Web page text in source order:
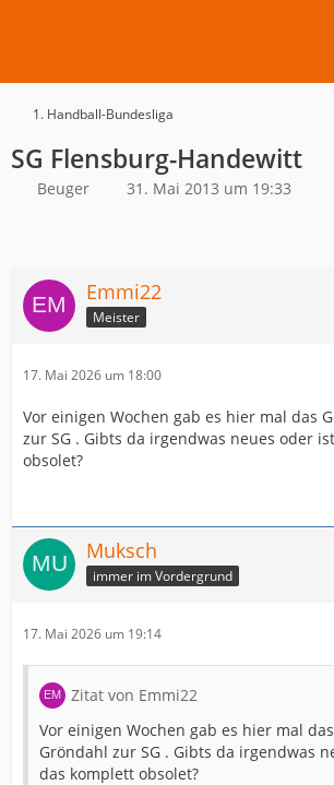
1. Handball-Bundesliga
SG Flensburg-Handewitt
Beuger 31. Mai 2013 um 19:33
Emmi22
Meister
17. Mai 2026 um 18:00
Vor einigen Wochen gab es hier mal das
zur SG . Gibts da irgendwas neues oder
obsolet?
Muksch
immer im Vordergrund
17. Mai 2026 um 19:14
Zitat von Emmi22
Vor einigen Wochen gab es hier mal
Gröndahl zur SG . Gibts da irgendwas
das komplett obsolet?